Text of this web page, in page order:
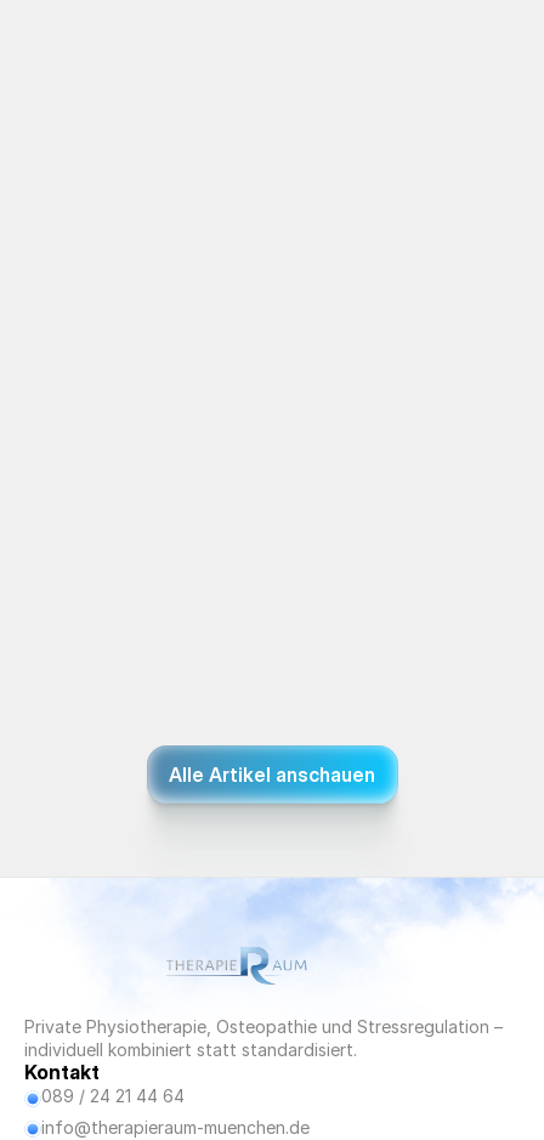
Bewegungsqualität entscheidend für
Schmerzfreiheit istAlle Artikel anschauen
Private Physiotherapie, Osteopathie und Stressregulation –
individuell kombiniert statt standardisiert.
Kontakt
089 / 24 21 44 64
info@therapieraum-muenchen.de